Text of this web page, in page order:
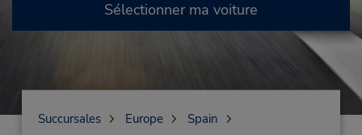
Sélectionner ma voiture
Succursales Europe
Spain